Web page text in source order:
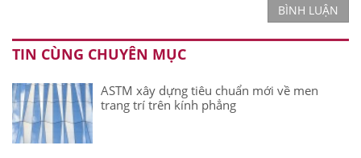
BÌNH LUẬN
TIN CÙNG CHUYÊN MỤC
ASTM xây dựng tiêu chuẩn mới về men
trang trí trên kính phẳng